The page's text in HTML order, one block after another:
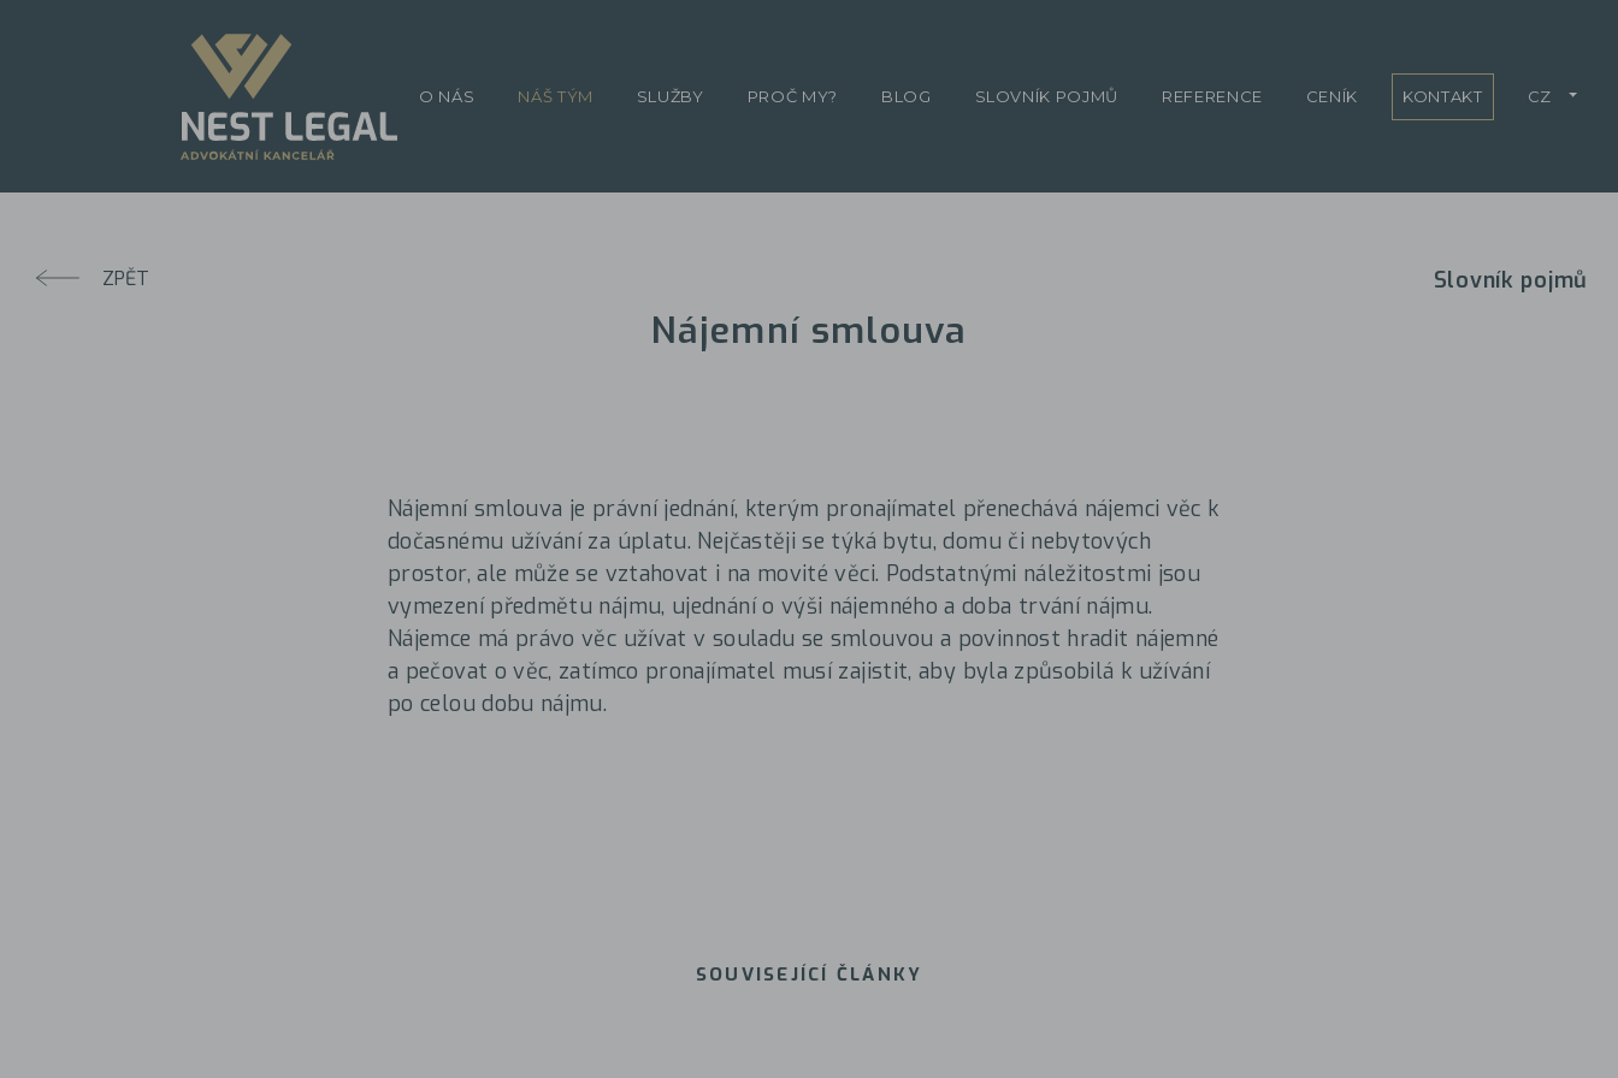
ZPĚT Slovník pojmů
Nájemní smlouva
Nájemní smlouva je právní jednání, kterým pronajímatel přenechává nájemci věc k
dočasnému užívání za úplatu. Nejčastěji se týká bytu, domu či nebytových
prostor, ale může se vztahovat i na movité věci. Podstatnými náležitostmi jsou
vymezení předmětu nájmu, ujednání o výši nájemného a doba trvání nájmu.
Nájemce má právo věc užívat v souladu se smlouvou a povinnost hradit nájemné
a pečovat o věc, zatímco pronajímatel musí zajistit, aby byla způsobilá k užívání
po celou dobu nájmu.
SOUVISEJÍCÍ ČLÁNKY
O NÁS NÁŠ TÝM SLUŽBY PROČ MY? BLOG SLOVNÍK POJMŮ REFERENCE CENÍK KONTAKT CZ